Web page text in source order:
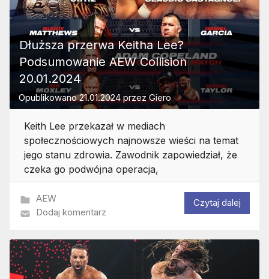
Dłuższa przerwa Keitha Lee?
Podsumowanie AEW Collision
20.01.2024
Opublikowano21.01.2024przezGiero
Keith Lee przekazał w mediach
społecznościowych najnowsze wieści na temat
jego stanu zdrowia. Zawodnik zapowiedział, że
czeka go podwójna operacja,
AEW
Dodaj komentarz
Czytaj dalej